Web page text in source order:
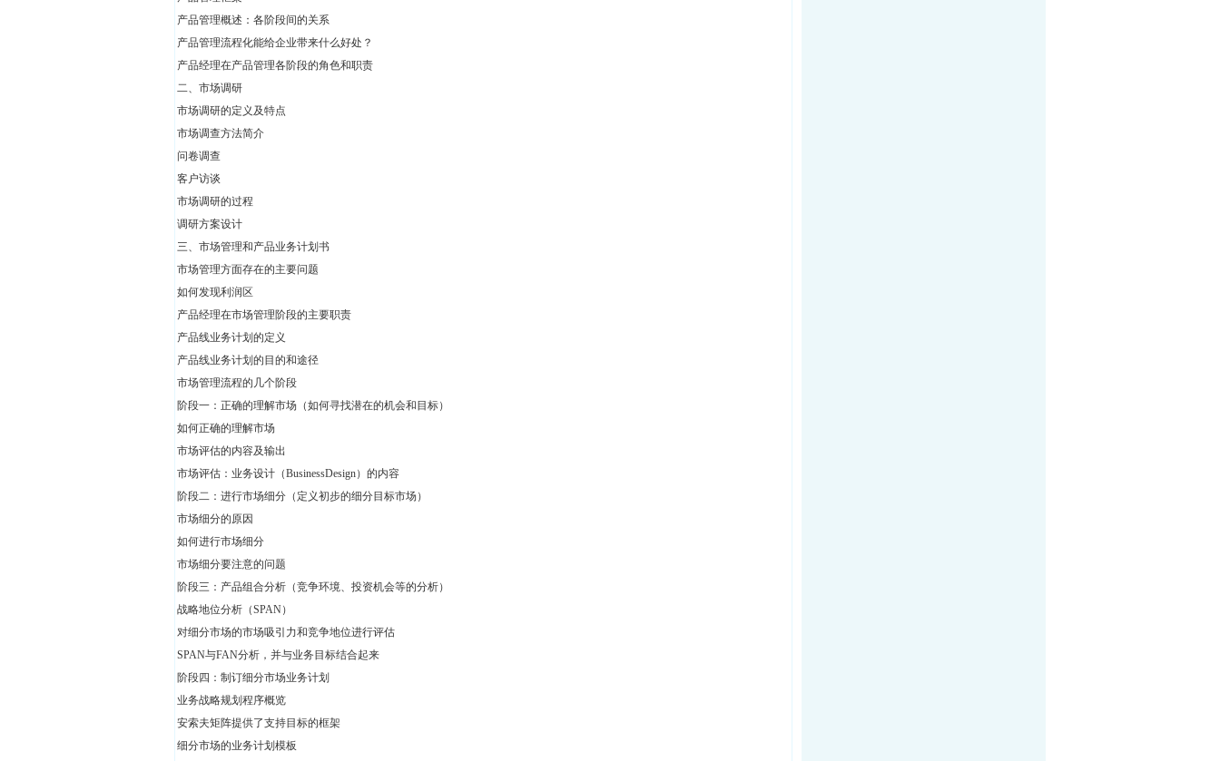
产品管理概述：各阶段间的关系
产品管理流程化能给企业带来什么好处？
产品经理在产品管理各阶段的角色和职责
二、市场调研
市场调研的定义及特点
市场调查方法简介
问卷调查
客户访谈
市场调研的过程
调研方案设计
三、市场管理和产品业务计划书
市场管理方面存在的主要问题
如何发现利润区
产品经理在市场管理阶段的主要职责
产品线业务计划的定义
产品线业务计划的目的和途径
市场管理流程的几个阶段
阶段一：正确的理解市场（如何寻找潜在的机会和目标）
如何正确的理解市场
市场评估的内容及输出
市场评估：业务设计（BusinessDesign）的内容
阶段二：进行市场细分（定义初步的细分目标市场）
市场细分的原因
如何进行市场细分
市场细分要注意的问题
阶段三：产品组合分析（竞争环境、投资机会等的分析）
战略地位分析（SPAN）
对细分市场的市场吸引力和竞争地位进行评估
SPAN与FAN分析，并与业务目标结合起来
阶段四：制订细分市场业务计划
业务战略规划程序概览
安索夫矩阵提供了支持目标的框架
细分市场的业务计划模板